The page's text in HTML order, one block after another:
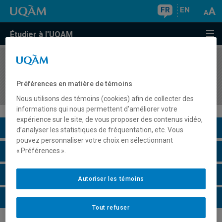
FR EN
Étudier à l'UQAM
COURS//
publiques
Description du cours
Horaire - Été 2026
Horaire - Automne 2026
Horaire - Hiver 2027
Préférences en matière de témoins
Nous utilisons des témoins (cookies) afin de collecter des
informations qui nous permettent d’améliorer votre
expérience sur le site, de vous proposer des contenus vidéo,
d’analyser les statistiques de fréquentation, etc. Vous
pouvez personnaliser votre choix en sélectionnant
« Préférences ».
Tout refuser
Autoriser les témoins